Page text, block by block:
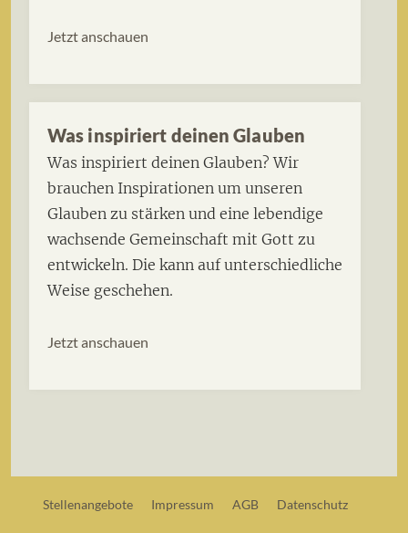
Jetzt anschauen
Was inspiriert deinen Glauben
Was inspiriert deinen Glauben? Wir
brauchen Inspirationen um unseren
Glauben zu stärken und eine lebendige
wachsende Gemeinschaft mit Gott zu
entwickeln. Die kann auf unterschiedliche
Weise geschehen.
Jetzt anschauen
Stellenangebote Impressum AGB Datenschutz